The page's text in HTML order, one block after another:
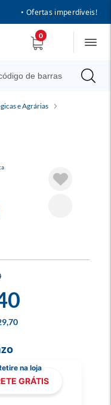
• Ofertas imperdíveis!
0
e Agrárias
GRÁTIS